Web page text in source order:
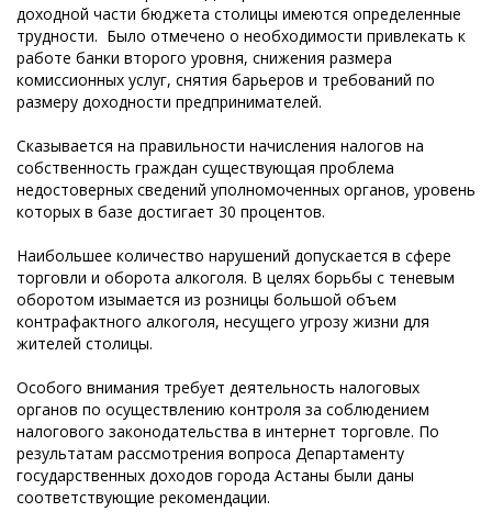
доходной части бюджета столицы имеются определенные
трудности. Было отмечено о необходимости привлекать к
работе банки второго уровня, снижения размера
комиссионных услуг, снятия барьеров и требований по
размеру доходности предпринимателей.
Сказывается на правильности начисления налогов на
собственность граждан существующая проблема
недостоверных сведений уполномоченных органов, уровень
которых в базе достигает 30 процентов.
Наибольшее количество нарушений допускается в сфере
торговли и оборота алкоголя. В целях борьбы с теневым
оборотом изымается из розницы большой объем
контрафактного алкоголя, несущего угрозу жизни для
жителей столицы.
Особого внимания требует деятельность налоговых
органов по осуществлению контроля за соблюдением
налогового законодательства в интернет торговле. По
результатам рассмотрения вопроса Департаменту
государственных доходов города Астаны были даны
соответствующие рекомендации.